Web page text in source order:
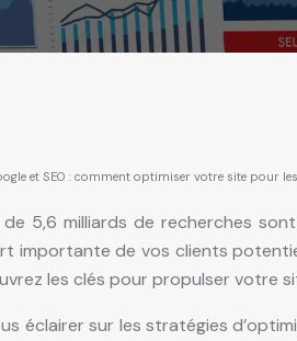
et SEO : comment optimiser votre site pour
5,6 milliards de recherches
importante de vos clients
les clés pour propulser votre
éclairer sur les stratégies